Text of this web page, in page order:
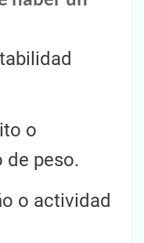
o
de peso.
o actividad